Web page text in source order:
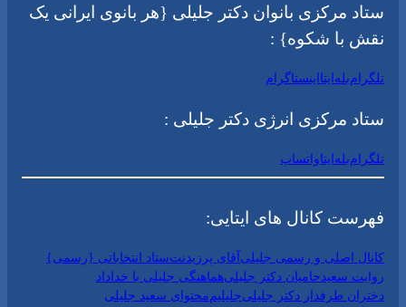
ستاد مرکزی بانوان دکتر جلیلی {هر بانوی ایرانی یک
نقش با شکوه} :
تلگرامبلهایتااینستاگرام
ستاد مرکزی انرژی دکتر جلیلی :
تلگرامبلهایتاواتساپ
فهرست کانال های ایتایی:
کانال اصلی و رسمی جلیلی آقای پرزیدنتستاد انتخاباتی {رسمی}
روایت سعیدحامیان دکتر جلیلیهماهنگی جلیلی با خداداد
دختران طرفدار دکتر جلیلیجلیلیممحتوای سعید جلیلی